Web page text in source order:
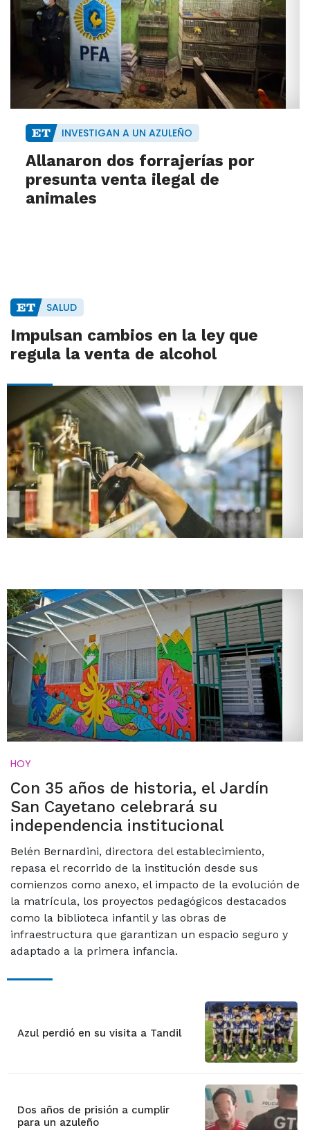
INVESTIGAN A UN AZULEÑO
Allanaron dos forrajerías por
presunta venta ilegal de
animales
SALUD
Impulsan cambios en la ley que
regula la venta de alcohol
HOY
Con 35 años de historia, el Jardín
San Cayetano celebrará su
independencia institucional
Belén Bernardini, directora del establecimiento,
repasa el recorrido de la institución desde sus
comienzos como anexo, el impacto de la evolución de
la matrícula, los proyectos pedagógicos destacados
como la biblioteca infantil y las obras de
infraestructura que garantizan un espacio seguro y
adaptado a la primera infancia.
Azul perdió en su visita a Tandil
Dos años de prisión a cumplir
para un azuleño